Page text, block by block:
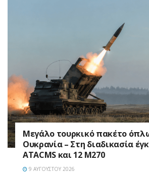
Μεγάλο τουρκικό πακέτο
Ουκρανία – Στη διαδικασία
ATACMS και 12 M270
9 ΑΥΓΟΎΣΤΟΥ 2026